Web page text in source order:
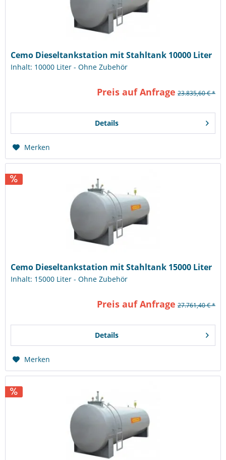
Cemo Dieseltankstation mit Stahltank 10000 Liter
Inhalt: 10000 Liter - Ohne Zubehör
Preis auf Anfrage 23.835,60 € *
Details
Merken
Cemo Dieseltankstation mit Stahltank 15000 Liter
Inhalt: 15000 Liter - Ohne Zubehör
Preis auf Anfrage 27.761,40 € *
Details
Merken